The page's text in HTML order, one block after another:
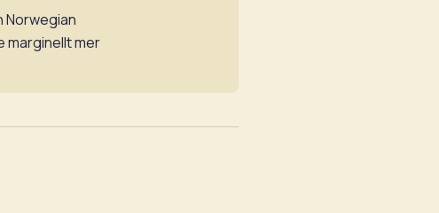
Norwegian
marginellt mer